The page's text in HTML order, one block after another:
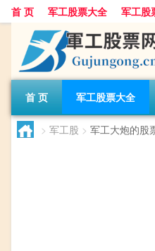
首 页 军工股票大全 军工股
首 页 军工股票大全
> 军工股 > 军工大炮的股